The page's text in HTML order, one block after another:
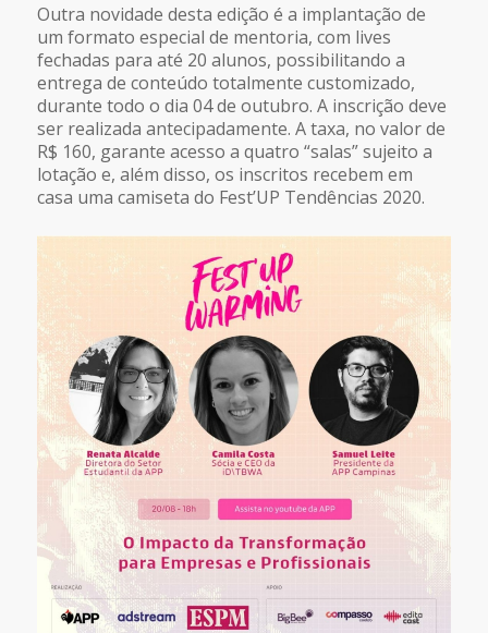
Outra novidade desta edição é a implantação de
um formato especial de mentoria, com lives
fechadas para até 20 alunos, possibilitando a
entrega de conteúdo totalmente customizado,
durante todo o dia 04 de outubro. A inscrição deve
ser realizada antecipadamente. A taxa, no valor de
R$ 160, garante acesso a quatro “salas” sujeito a
lotação e, além disso, os inscritos recebem em
casa uma camiseta do Fest’UP Tendências 2020.